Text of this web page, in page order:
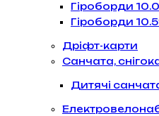
Гіроборди
Гіроборди
Дріфт-карти
Санчата,
Дитячі